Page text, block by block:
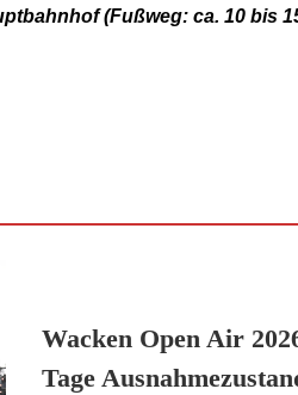
(Fußweg: ca. 10 bis
Wacken Open Air
Tage